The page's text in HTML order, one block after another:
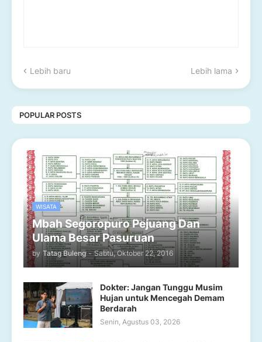
Lebih baru Lebih lama
POPULAR POSTS
WISATA
Mbah Segoropuro Pejuang Dan
Ulama Besar Pasuruan
by Tatag Buleng - Sabtu, Oktober 22, 2016
Dokter: Jangan Tunggu Musim
Hujan untuk Mencegah Demam
Berdarah
Senin, Agustus 03, 2026